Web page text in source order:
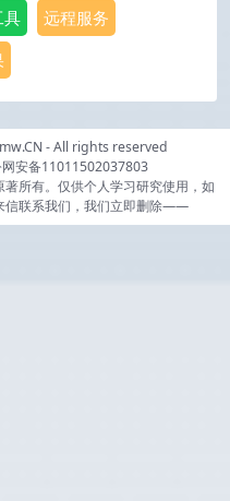
具
远程服务
- All rights reserved
安备11011502037803
所有。仅供个人学习研究使用，如
信联系我们，我们立即删除——